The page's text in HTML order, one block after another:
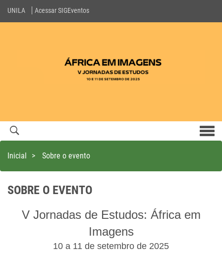
UNILA Acessar SIGEventos
Inicial > Sobre o evento
SOBRE O EVENTO
V Jornadas de Estudos: África em
Imagens
10 a 11 de setembro de 2025